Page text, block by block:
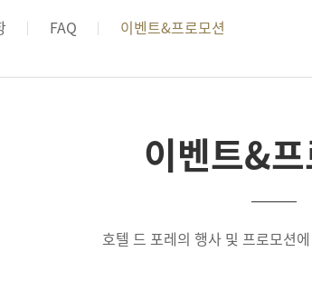
FAQ 이벤트&프로모션
이벤트&
호텔 드 포레의 행사 및 프로모션